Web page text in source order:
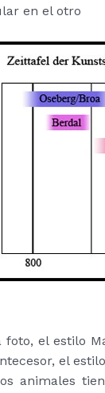
en el otro
foto, el estilo
el
animales